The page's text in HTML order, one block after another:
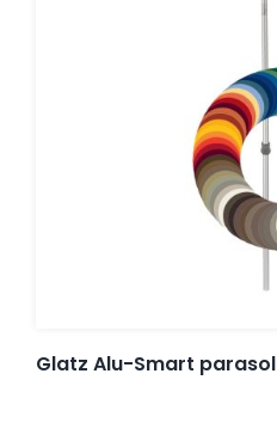
Glatz Alu-Smart